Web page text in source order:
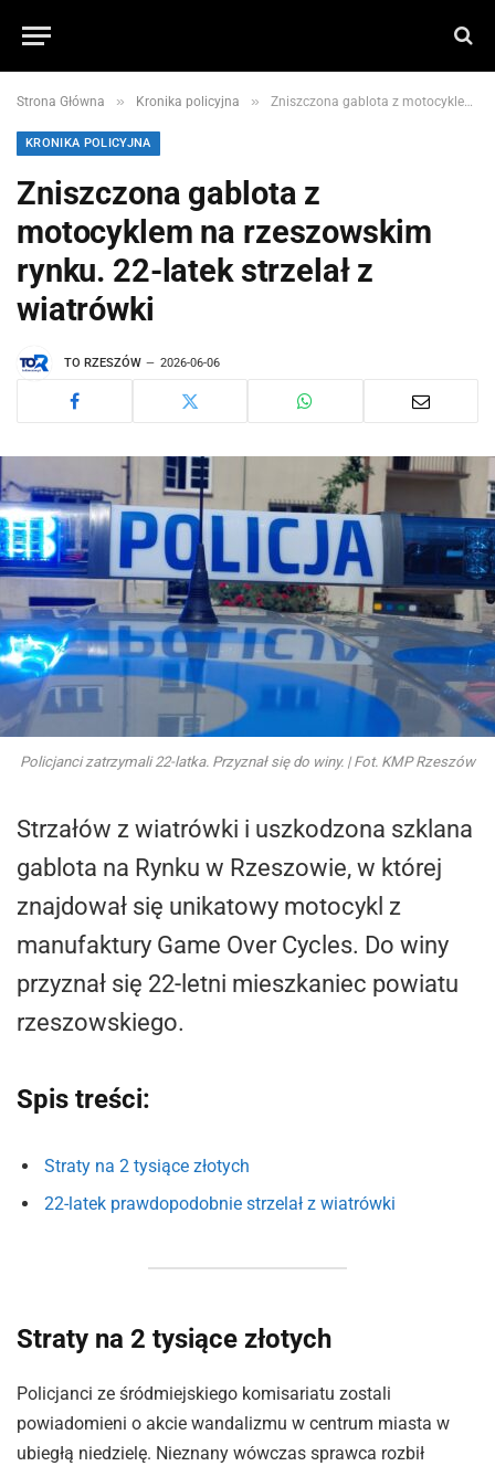
Strona Główna » Kronika policyjna » Zniszczona gablota z motocyklem na rzeszowskim rynku. 22-latek strzelał z wiatrówki
KRONIKA POLICYJNA
Zniszczona gablota z
motocyklem na rzeszowskim
rynku. 22-latek strzelał z
wiatrówki
TO RZESZÓW 2026-06-06
Policjanci zatrzymali 22-latka. Przyznał się do winy. | Fot. KMP Rzeszów
Strzałów z wiatrówki i uszkodzona szklana
gablota na Rynku w Rzeszowie, w której
znajdował się unikatowy motocykl z
manufaktury Game Over Cycles. Do winy
przyznał się 22-letni mieszkaniec powiatu
rzeszowskiego.
Spis treści:
Straty na 2 tysiące złotych
22-latek prawdopodobnie strzelał z wiatrówki
Straty na 2 tysiące złotych
Policjanci ze śródmiejskiego komisariatu zostali
powiadomieni o akcie wandalizmu w centrum miasta w
ubiegłą niedzielę. Nieznany wówczas sprawca rozbił